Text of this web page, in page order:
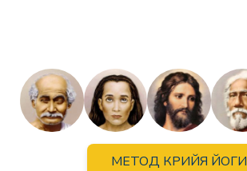
МЕТОД КРИЙЯ ЙОГИ